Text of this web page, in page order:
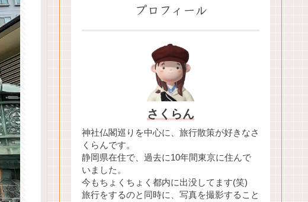
プロフィール
さくらん
神社仏閣巡りを中心に、旅行散策が好きなさ
くらんです。
静岡県在住で、過去に10年間東京に住んで
いました。
今もちょくちょく都内に出没してます(笑)
旅行をするのと同時に、写真を撮影すること